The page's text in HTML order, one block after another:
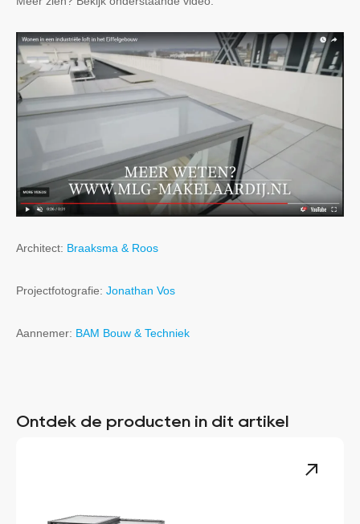
Architect: Braaksma & Roos
Projectfotografie: Jonathan Vos
Aannemer: BAM Bouw & Techniek
Ontdek de producten in dit artikel